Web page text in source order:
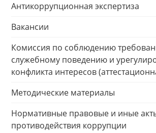
Антикоррупционная экспертиза
Вакансии
Комиссия по соблюдению
служебному поведению и
конфликта интересов
Методические материалы
Нормативные правовые и иные
противодействия коррупции